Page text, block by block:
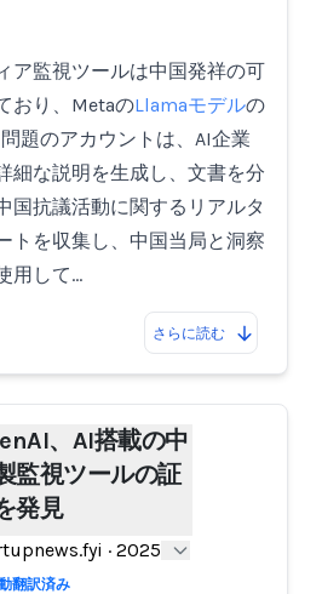
ア監視ツールは中国発祥の可
おり、MetaのLlamaモデルの
題のアカウントは、AI企業
細な説明を生成し、文書を分
国抗議活動に関するリアルタ
トを収集し、中国当局と洞察
用して…
さらに読む
、AI搭載の中
監視ツールの証
発見
· 2025
翻訳済み